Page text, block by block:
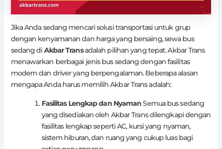
Jika Anda sedang mencari solusi transportasi untuk grup
dengan kenyamanan dan harga yang bersaing, sewa bus
sedang di Akbar Transadalah pilihan yang tepat. Akbar Trans
menawarkan berbagai jenis bus sedang dengan fasilitas
modern dan driver yang berpengalaman. Beberapa alasan
mengapa Anda harus memilih Akbar Trans adalah:
Fasilitas Lengkap dan NyamanSemua bus sedang
yang disediakan oleh Akbar Trans dilengkapi dengan
fasilitas lengkap seperti AC, kursi yang nyaman,
sistem hiburan, dan ruang yang cukup luas bagi